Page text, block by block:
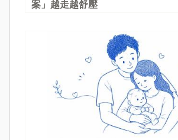
案」越走越舒壓